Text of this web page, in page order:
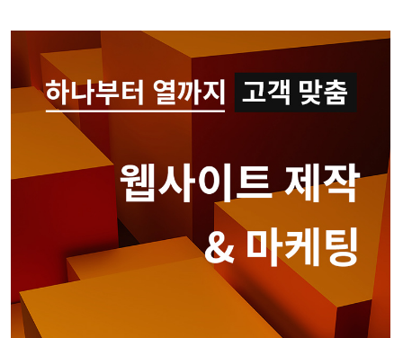
나은숙 공인회계사
Edmonds • Seattle
425-744-2742
CPADowntown Team
웹사이트 제작 & 마케팅 전문
홍민주 부동산
Seattle • Bellevue
206-678-4148